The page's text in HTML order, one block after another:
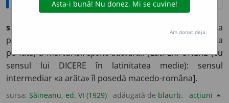
spune
a
povesti:
a da
pe fată, a mărturisi:spune adevărul.[Lat. EXPONERE (cu
sensul lui DICERE în latinitatea medie): sensul
intermediar «a arăta» îl posedă macedo-româna].
sursa: Șăineanu, ed. VI (1929) adăugată de blaurb. acțiuni
Am donat deja.